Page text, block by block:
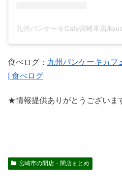
食べログ： 九州パンケーキカフ
| 食べログ
★情報提供ありがとうございま
宮崎市の開店・閉店まとめ